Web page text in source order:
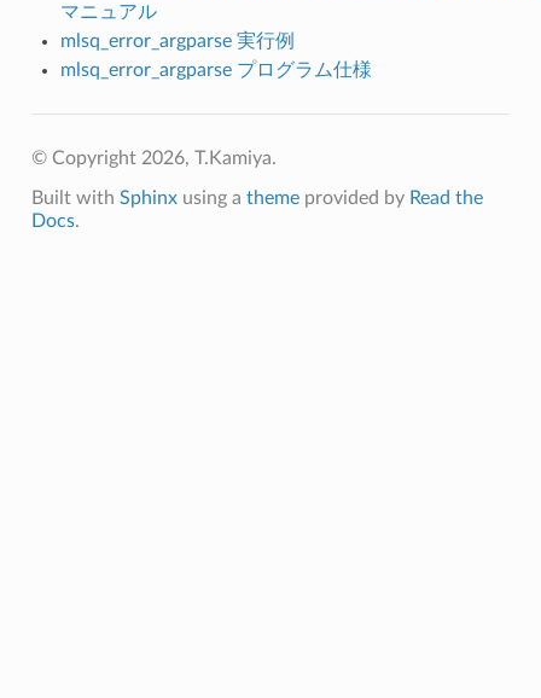
マニュアル
mlsq_error_argparse 実行例
mlsq_error_argparse プログラム仕様
© Copyright 2026, T.Kamiya.
Built with Sphinxusing a themeprovided by Read the
Docs.